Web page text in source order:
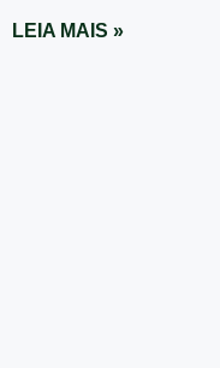
LEIA MAIS »